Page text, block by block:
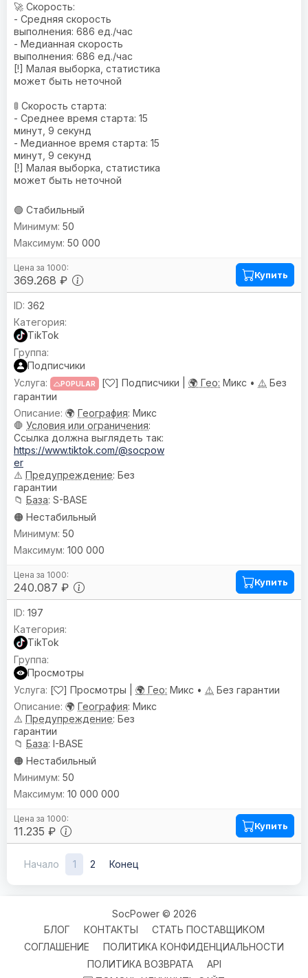
🚀 Скорость:
- Средняя скорость
выполнения: 686 ед./час
- Медианная скорость
выполнения: 686 ед./час
[!] Малая выборка, статистика
может быть неточной
🚦 Скорость старта:
- Среднее время старта: 15
минут, 9 секунд
- Медианное время старта: 15
минут, 9 секунд
[!] Малая выборка, статистика
может быть неточной
🟢 Стабильный
369.268 ₽
50
50 000
Купить
362
TikTok
Подписчики
POPULAR [ ] Подписчики | 🌍 Гео: Микс • ⚠️ Без
гарантии
🌍 География: Микс
🛑 Условия или ограничения:
Ссылка должна выглядеть так:
https://www.tiktok.com/@socpow
er
⚠️ Предупреждениe: Без
гарантии
📁 База: S-BASE
🟠 Нестабильный
240.087 ₽
50
100 000
Купить
197
TikTok
Просмотры
[
] Просмотры | 🌍 Гео: Микс • ⚠️ Без гарантии
🌍 География: Микс
⚠️ Предупреждениe: Без
гарантии
📁 База: I-BASE
🟠 Нестабильный
11.235 ₽
50
10 000 000
Купить
Начало 1 2 Конец
SocPower © 2026
БЛОГ
КОНТАКТЫ
СТАТЬ ПОСТАВЩИКОМ
СОГЛАШЕНИЕ
ПОЛИТИКА КОНФИДЕНЦИАЛЬНОСТИ
ПОЛИТИКА ВОЗВРАТА
API